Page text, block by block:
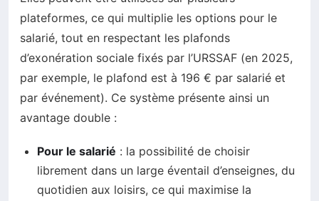
plateformes, ce qui multiplie les options pour le
salarié, tout en respectant les plafonds
d’exonération sociale fixés par l’URSSAF (en 2025,
par exemple, le plafond est à 196 € par salarié et
par événement). Ce système présente ainsi un
avantage double :
Pour le salarié : la possibilité de choisir
librement dans un large éventail d’enseignes, du
quotidien aux loisirs, ce qui maximise la